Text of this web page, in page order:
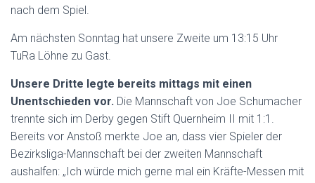
nach dem Spiel.
Am nächsten Sonntag hat unsere Zweite um 13:15 Uhr
TuRa Löhne zu Gast.
Unsere Dritte legte bereits mittags mit einen
Unentschieden vor. Die Mannschaft von Joe Schumacher
trennte sich im Derby gegen Stift Quernheim II mit 1:1.
Bereits vor Anstoß merkte Joe an, dass vier Spieler der
Bezirksliga-Mannschaft bei der zweiten Mannschaft
aushalfen: „Ich würde mich gerne mal ein Kräfte-Messen mit